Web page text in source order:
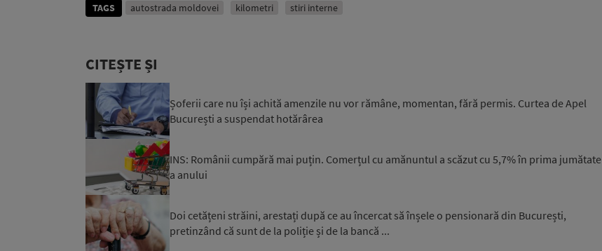
TAGS autostrada moldovei kilometri stiri interne
CITEȘTE ȘI
Șoferii care nu își achită amenzile nu vor rămâne, momentan, fără permis. Curtea de Apel
București a suspendat hotărârea
INS: Românii cumpără mai puțin. Comerțul cu amănuntul a scăzut cu 5,7% în prima jumătate
a anului
Doi cetățeni străini, arestați după ce au încercat să înșele o pensionară din București,
pretinzând că sunt de la poliție și de la bancă ...